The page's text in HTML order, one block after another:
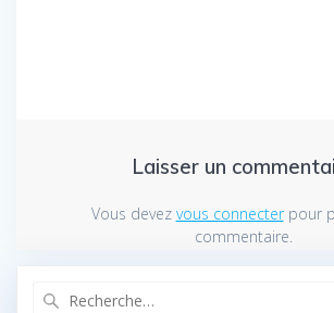
Laisser un
Vous devez vous connecterpour
commentaire.